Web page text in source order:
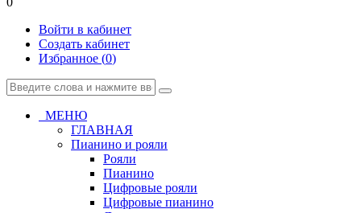
Войти в кабинет
Создать кабинет
Избранное (0)
МЕНЮ
ГЛАВНАЯ
Пианино и рояли
Рояли
Пианино
Цифровые рояли
Цифровые пианино